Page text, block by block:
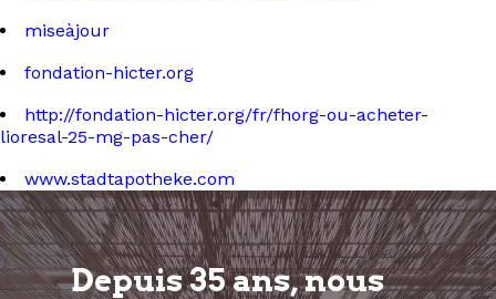
miseàjour
fondation-hicter.org
http://fondation-hicter.org/fr/fhorg-ou-acheter-
lioresal-25-mg-pas-cher/
www.stadtapotheke.com
Depuis 35 ans, nous